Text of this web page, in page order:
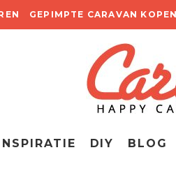
GEPIMPTE CARAVAN KOPEN
DIY BLOG